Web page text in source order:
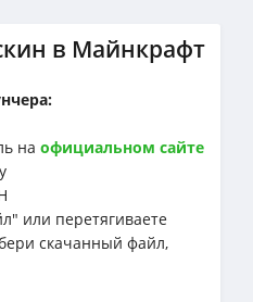
в Майнкрафт
на официальном сайте
перетягиваете
скачанный файл,